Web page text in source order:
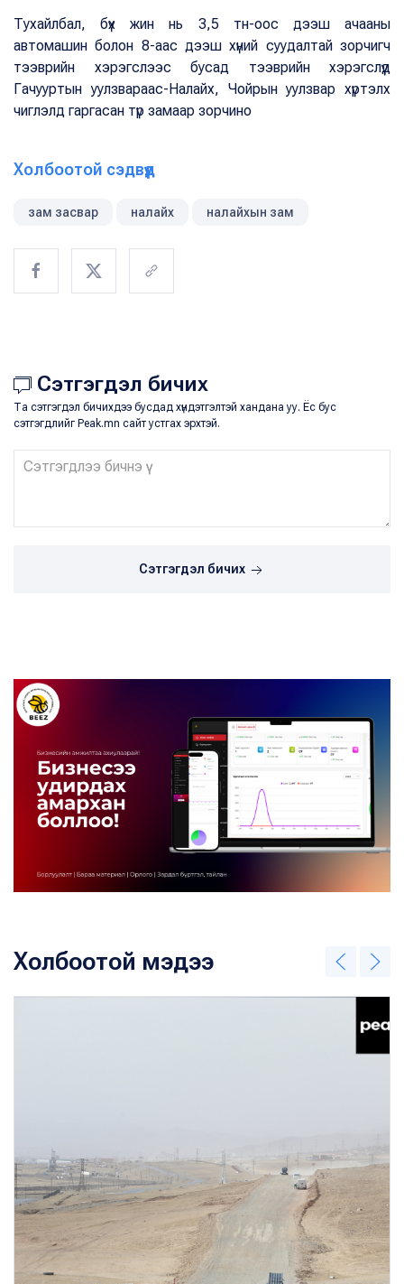
Тухайлбал, бүх жин нь 3,5 тн-оос дээш ачааны
автомашин болон 8-аас дээш хүний суудалтай зорчигч
тээврийн хэрэгслээс бусад тээврийн хэрэгслүүд
Гачууртын уулзвараас-Налайх, Чойрын уулзвар хүртэлх
чиглэлд гаргасан түр замаар зорчино
Холбоотой сэдвүүд
зам засвар налайх налайхын зам
Сэтгэгдэл бичих
Та сэтгэгдэл бичихдээ бусдад хүндэтгэлтэй хандана уу. Ёс бус
сэтгэгдлийг Peak.mn сайт устгах эрхтэй.
Сэтгэгдэл бичих
Холбоотой мэдээ